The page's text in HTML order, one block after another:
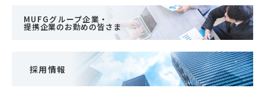
MUFGグループ企業・
提携企業のお勤めの皆さま
採用情報